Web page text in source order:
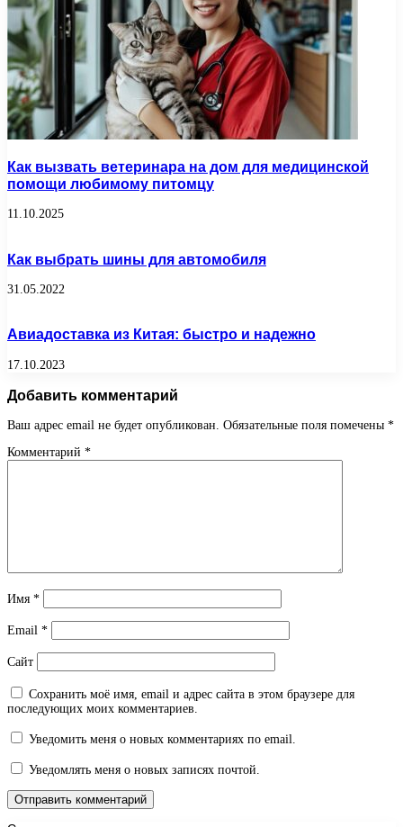
Как вызвать ветеринара на дом для медицинской
помощи любимому питомцу
11.10.2025
Как выбрать шины для автомобиля
31.05.2022
Авиадоставка из Китая: быстро и надежно
17.10.2023
Добавить комментарий
Ваш адрес email не будет опубликован. Обязательные поля помечены *
Комментарий *
Имя *
Email *
Сайт
Сохранить моё имя, email и адрес сайта в этом браузере для
последующих моих комментариев.
Уведомить меня о новых комментариях по email.
Уведомлять меня о новых записях почтой.